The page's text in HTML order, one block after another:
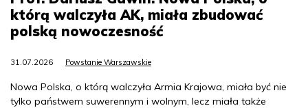
którą walczyła AK, miała zbudować
polską nowoczesność
31.07.2026 Powstanie Warszawskie
Nowa Polska, o którą walczyła Armia Krajowa, miała być nie
tylko państwem suwerennym i wolnym, lecz miała także